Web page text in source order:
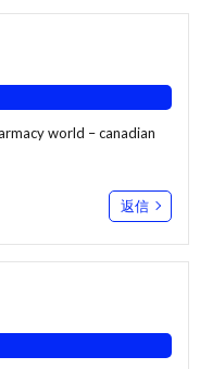
world – canadian
返信